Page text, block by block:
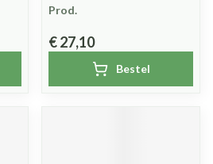
Prod.
€ 27,10
Bestel